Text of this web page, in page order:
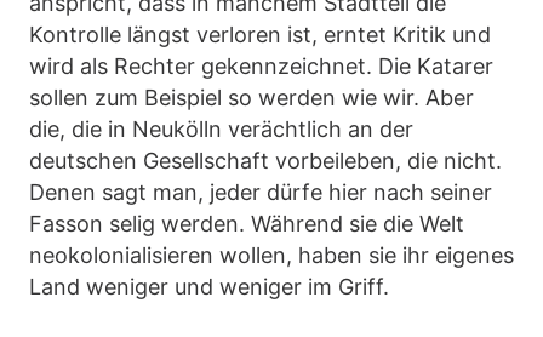
Kontrolle längst verloren ist, erntet Kritik und
wird als Rechter gekennzeichnet. Die Katarer
sollen zum Beispiel so werden wie wir. Aber
die, die in Neukölln verächtlich an der
deutschen Gesellschaft vorbeileben, die nicht.
Denen sagt man, jeder dürfe hier nach seiner
Fasson selig werden. Während sie die Welt
neokolonialisieren wollen, haben sie ihr eigenes
Land weniger und weniger im Griff.